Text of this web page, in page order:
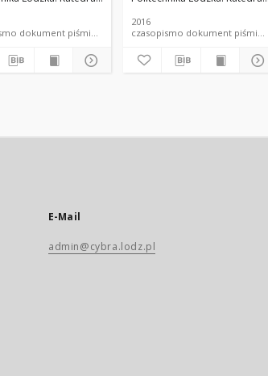
czasopismo dokument piśmienniczy
2016
czasopismo dokument
E-Mail
admin@cybra.lodz.pl